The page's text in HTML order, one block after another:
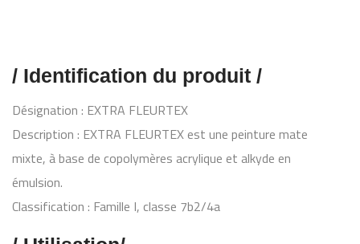
/ Identification du produit /
Désignation : EXTRA FLEURTEX
Description : EXTRA FLEURTEX est une peinture mate
mixte, à base de copolymères acrylique et alkyde en
émulsion.
Classification : Famille I, classe 7b2/4a